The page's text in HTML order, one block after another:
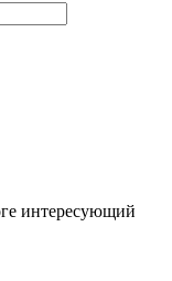
интересующий